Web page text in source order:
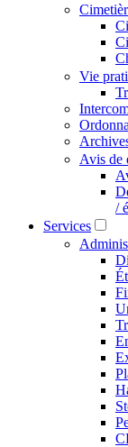
Vie
Avis de
/
Services